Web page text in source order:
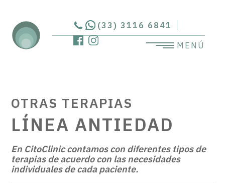
(33) 3116 6841
MENÚ
OTRAS TERAPIAS
LÍNEA ANTIEDAD
En CitoClinic contamos con diferentes tipos de
terapias de acuerdo con las necesidades
individuales de cada paciente.